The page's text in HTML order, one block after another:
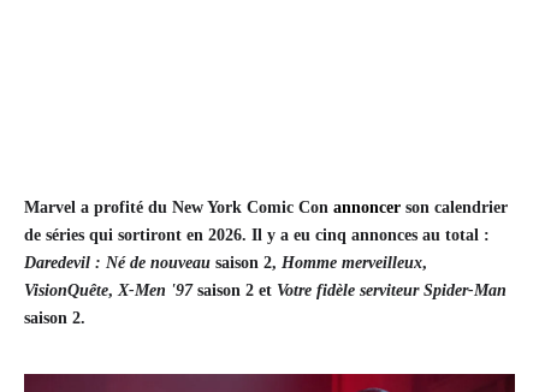
Marvel a profité du New York Comic Con annoncer son calendrier
de séries qui sortiront en 2026. Il y a eu cinq annonces au total :
Daredevil : Né de nouveau saison 2, Homme merveilleux,
VisionQuête,X-Men '97saison 2 et Votre fidèle serviteur Spider-Man
saison 2.